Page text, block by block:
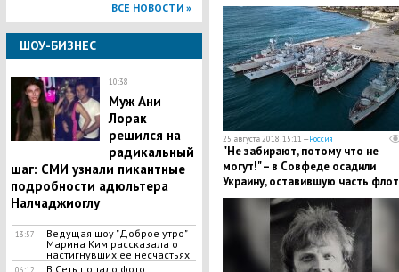
ВСЕ НОВОСТИ »
ШОУ-БИЗНЕС
10:38
​Муж Ани
Лорак
решился на
радикальный
шаг: СМИ узнали пикантные
подробности адюльтера
Налчаджиоглу
13:57
Ведущая шоу "Доброе утро"
Марина Ким рассказала о
настигнувших ее несчастьях
06:12
В Сеть попало фото
военных РФ в бинокль
25 августа 2018, 15:11 —Россия
"Не забирают, потому что не
могут!" – в Совфеде осадили
Украину, оставившую часть
Крыму